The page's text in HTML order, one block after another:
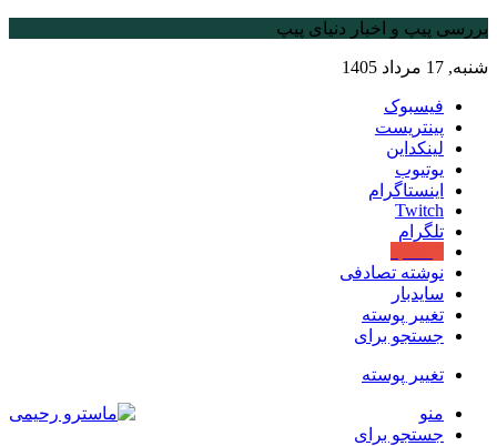
بررسی پیپ و اخبار دنیای پیپ
شنبه, 17 مرداد 1405
فیسبوک
پینتریست
لینکداین
یوتیوب
اینستاگرام
Twitch
تلگرام
نوشته تصادفی
سایدبار
تغییر پوسته
جستجو برای
تغییر پوسته
منو
جستجو برای